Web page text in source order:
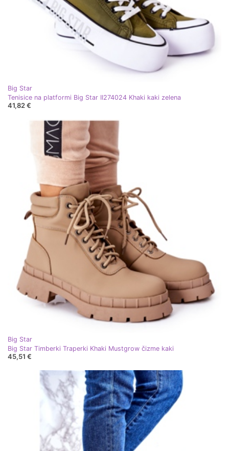
Big Star
Tenisice na platformi Big Star II274024 Khaki kaki zelena
41,82 €
Big Star
Big Star Timberki Traperki Khaki Mustgrow čizme kaki
45,51 €